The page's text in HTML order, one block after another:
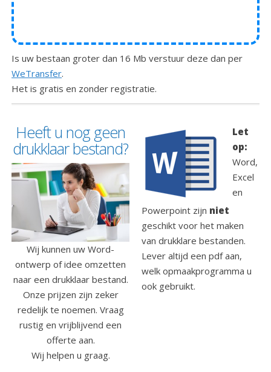
Is uw bestaan groter dan 16 Mb verstuur deze dan per
WeTransfer.
Het is gratis en zonder registratie.
Heeft u nog geen
drukklaar bestand?
Wij kunnen uw Word-
ontwerp of idee omzetten
naar een drukklaar bestand.
Onze prijzen zijn zeker
redelijk te noemen. Vraag
rustig en vrijblijvend een
offerte aan.
Wij helpen u graag.
Let
op:
Word,
Excel
en
Powerpoint zijn niet
geschikt voor het maken
van drukklare bestanden.
Lever altijd een pdf aan,
welk opmaakprogramma u
ook gebruikt.